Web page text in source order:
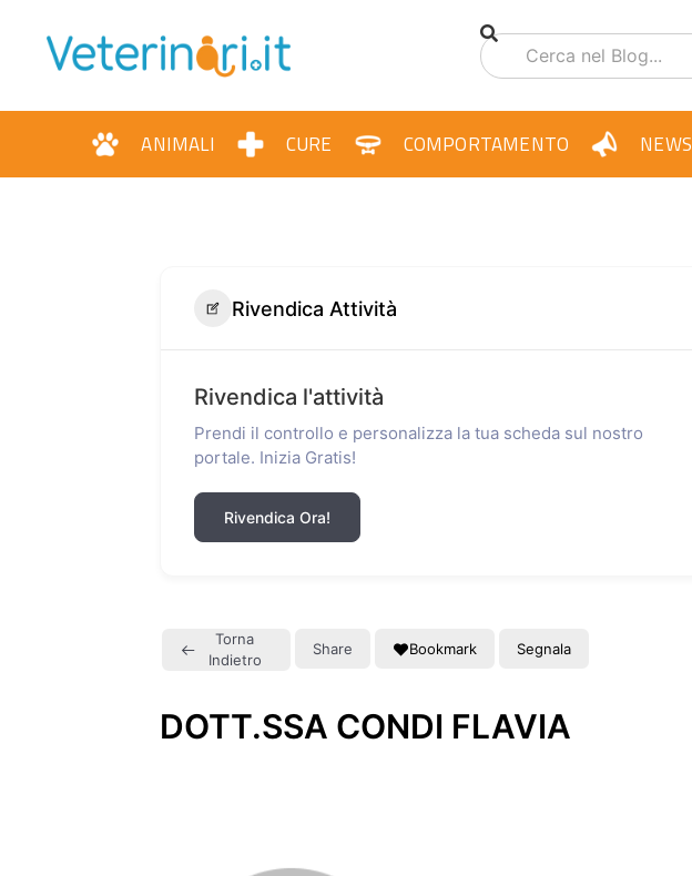
ANIMALI CURE COMPORTAMENTO NEWS
Rivendica Attività
Rivendica l'attività
Prendi il controllo e personalizza la tua scheda sul nostro
portale. Inizia Gratis!
Rivendica Ora!
Torna
Indietro
Share Bookmark Segnala
DOTT.SSA CONDI FLAVIA